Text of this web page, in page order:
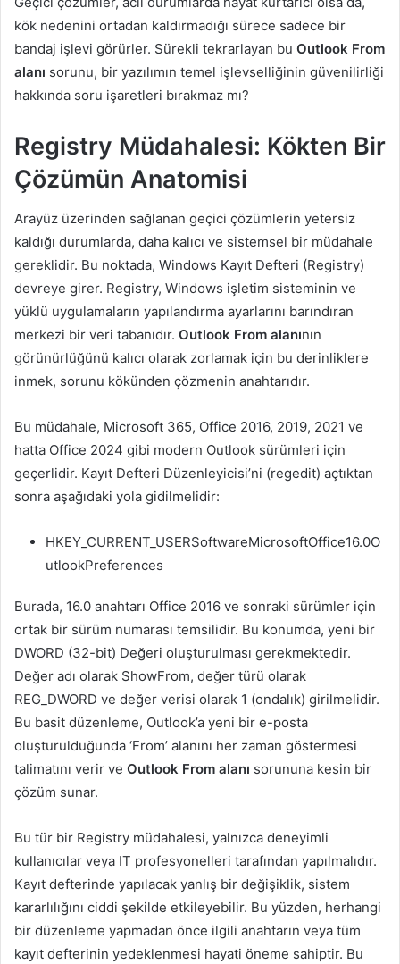
kök nedenini ortadan kaldırmadığı sürece sadece bir
bandaj işlevi görürler. Sürekli tekrarlayan bu Outlook From
alanı sorunu, bir yazılımın temel işlevselliğinin güvenilirliği
hakkında soru işaretleri bırakmaz mı?
Registry Müdahalesi: Kökten Bir
Çözümün Anatomisi
Arayüz üzerinden sağlanan geçici çözümlerin yetersiz
kaldığı durumlarda, daha kalıcı ve sistemsel bir müdahale
gereklidir. Bu noktada, Windows Kayıt Defteri (Registry)
devreye girer. Registry, Windows işletim sisteminin ve
yüklü uygulamaların yapılandırma ayarlarını barındıran
merkezi bir veri tabanıdır. Outlook From alanının
görünürlüğünü kalıcı olarak zorlamak için bu derinliklere
inmek, sorunu kökünden çözmenin anahtarıdır.
Bu müdahale, Microsoft 365, Office 2016, 2019, 2021 ve
hatta Office 2024 gibi modern Outlook sürümleri için
geçerlidir. Kayıt Defteri Düzenleyicisi’ni (regedit) açtıktan
sonra aşağıdaki yola gidilmelidir:
HKEY_CURRENT_USERSoftwareMicrosoftOffice16.0O
utlookPreferences
Burada, 16.0 anahtarı Office 2016 ve sonraki sürümler için
ortak bir sürüm numarası temsilidir. Bu konumda, yeni bir
DWORD (32-bit) Değeri oluşturulması gerekmektedir.
Değer adı olarak ShowFrom, değer türü olarak
REG_DWORD ve değer verisi olarak 1 (ondalık) girilmelidir.
Bu basit düzenleme, Outlook’a yeni bir e-posta
oluşturulduğunda ‘From’ alanını her zaman göstermesi
talimatını verir ve Outlook From alanı sorununa kesin bir
çözüm sunar.
Bu tür bir Registry müdahalesi, yalnızca deneyimli
kullanıcılar veya IT profesyonelleri tarafından yapılmalıdır.
Kayıt defterinde yapılacak yanlış bir değişiklik, sistem
kararlılığını ciddi şekilde etkileyebilir. Bu yüzden, herhangi
bir düzenleme yapmadan önce ilgili anahtarın veya tüm
kayıt defterinin yedeklenmesi hayati öneme sahiptir. Bu